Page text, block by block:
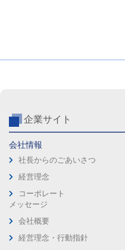
企業サイト
会社情報
社長からのごあいさつ
経営理念
コーポレート
メッセージ
会社概要
経営理念・行動指針